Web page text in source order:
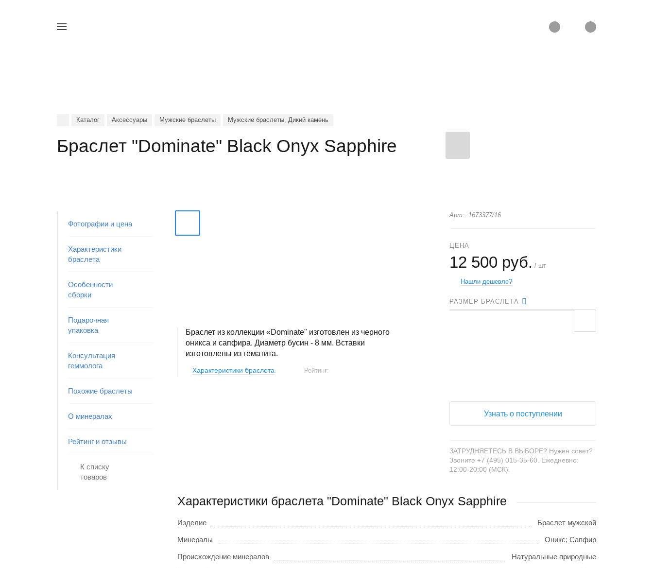
Каталог Аксессуары Мужские браслеты Мужские браслеты, Дикий камень
Браслет "Dominate" Black Onyx Sapphire
Фотографии и цена
Характеристики
браслета
Особенности
сборки
Подарочная
упаковка
Консультация
геммолога
Похожие браслеты
О минералах
Рейтинг и отзывы
К списку
товаров
Браслет из коллекции «Dominate" изготовлен из черного
оникса и сапфира. Диаметр бусин - 8 мм. Вставки
изготовлены из гематита.
Характеристики браслета Рейтинг:
Арт.: 1673377/16
ЦЕНА
12 500 руб. / шт
Нашли дешевле?
РАЗМЕР БРАСЛЕТА
Узнать о поступлении
ЗАТРУДНЯЕТЕСЬ В ВЫБОРЕ? Нужен совет?
Звоните +7 (495) 015-35-60. Ежедневно:
12:00-20:00 (МСК).
Характеристики браслета "Dominate" Black Onyx Sapphire
Изделие Браслет мужской
Минералы Оникс; Сапфир
Происхождение минералов Натуральные природные